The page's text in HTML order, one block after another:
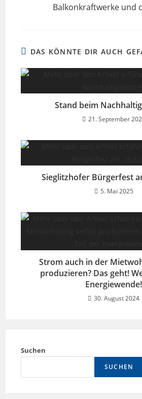
Balkonkraftwerke und
DAS KÖNNTE DIR AUCH
Stand beim
21. September
Sieglitzhofer Bürgerfest
5. Mai 2025
Strom auch in der
produzieren? Das geht!
Energiewende!
30. August 2024
Suchen
SUCHEN